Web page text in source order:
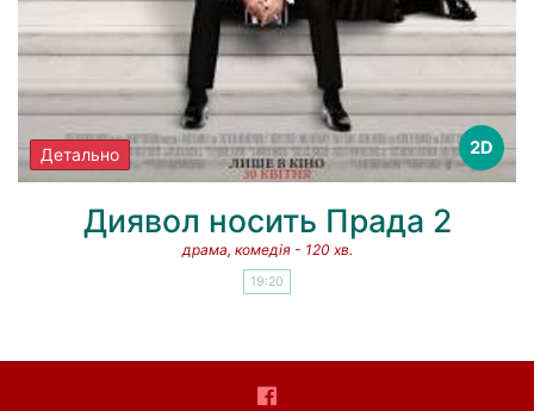
2D
Детально
Диявол носить Прада 2
драма, комедія - 120 хв.
19:20